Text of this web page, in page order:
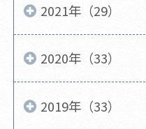
2021年（29）
2020年（33）
2019年（33）